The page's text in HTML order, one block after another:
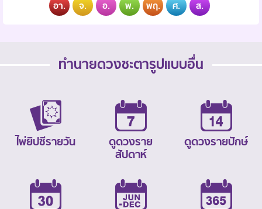
อา. จ. อ. พ. พฤ. ศ. ส.
ทำนายดวงชะตารูปแบบอื่น
ไพ่ยิปซีรายวัน
ดูดวงราย
สัปดาห์
ดูดวงรายปักษ์